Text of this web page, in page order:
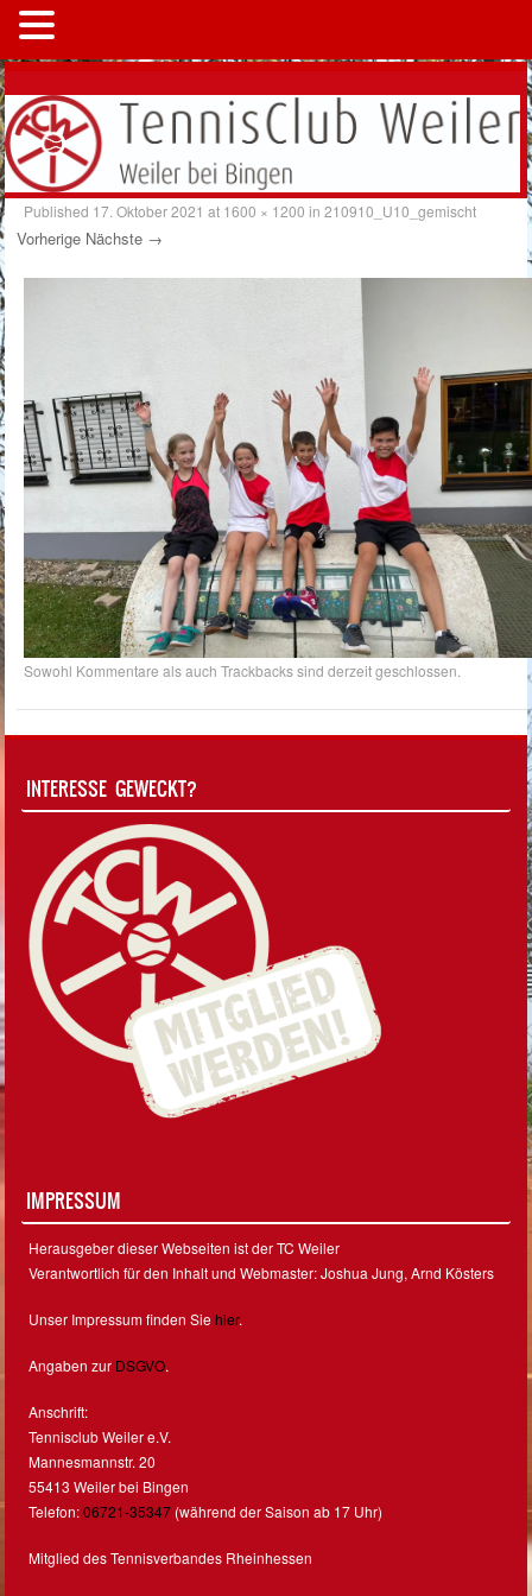
Published 17. Oktober 2021 at 1600 × 1200 in210910_U10_gemischt
Vorherige Nächste →
Sowohl Kommentare als auch Trackbacks sind derzeit geschlossen.
INTERESSE GEWECKT?
IMPRESSUM
Herausgeber dieser Webseiten ist der TC Weiler
Verantwortlich für den Inhalt und Webmaster: Joshua Jung, Arnd Kösters
Unser Impressum finden Siehier.
Angaben zur DSGVO.
Anschrift:
Tennisclub Weiler e.V.
Mannesmannstr. 20
55413 Weiler bei Bingen
Telefon:06721-35347 (während der Saison ab 17 Uhr)
Mitglied des Tennisverbandes Rheinhessen